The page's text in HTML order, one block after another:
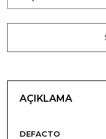
AÇIKLAMA
DEFACTO